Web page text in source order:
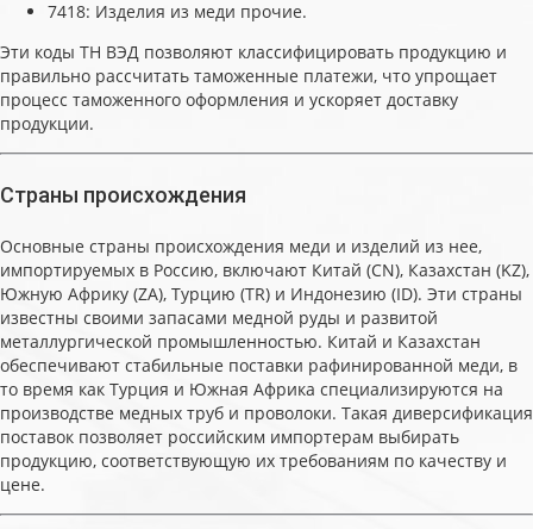
7418: Изделия из меди прочие.
Эти коды ТН ВЭД позволяют классифицировать продукцию и
правильно рассчитать таможенные платежи, что упрощает
процесс таможенного оформления и ускоряет доставку
продукции.
Страны происхождения
Основные страны происхождения меди и изделий из нее,
импортируемых в Россию, включают Китай (CN), Казахстан (KZ),
Южную Африку (ZA), Турцию (TR) и Индонезию (ID). Эти страны
известны своими запасами медной руды и развитой
металлургической промышленностью. Китай и Казахстан
обеспечивают стабильные поставки рафинированной меди, в
то время как Турция и Южная Африка специализируются на
производстве медных труб и проволоки. Такая диверсификация
поставок позволяет российским импортерам выбирать
продукцию, соответствующую их требованиям по качеству и
цене.